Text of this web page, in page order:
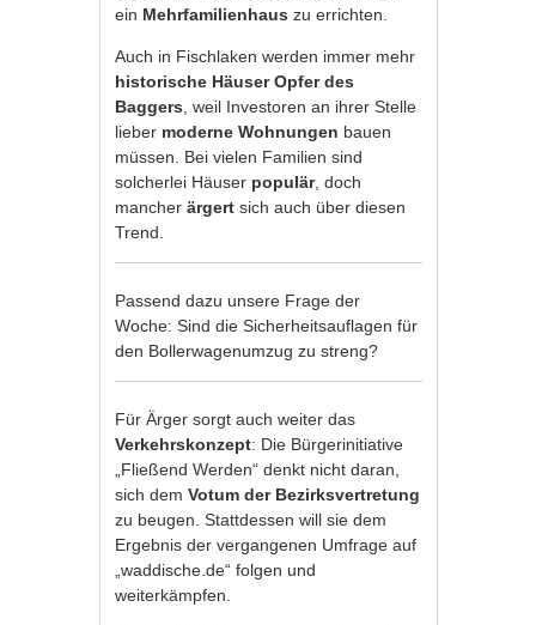
ein Mehrfamilienhaus zu errichten.
Auch in Fischlaken werden immer mehr
historische Häuser Opfer des
Baggers , weil Investoren an ihrer Stelle
lieber moderne Wohnungen bauen
müssen. Bei vielen Familien sind
solcherlei Häuser populär, doch
mancherärgert sich auch über diesen
Trend.
Passend dazu unsere Frage der
Woche: Sind die Sicherheitsauflagen für
den Bollerwagenumzug zu streng?
Für Ärger sorgt auch weiter das
Verkehrskonzept: Die Bürgerinitiative
„Fließend Werden“ denkt nicht daran,
sich demVotum der Bezirksvertretung
zu beugen. Stattdessen will sie dem
Ergebnis der vergangenen Umfrage auf
„waddische.de“ folgen und
weiterkämpfen.